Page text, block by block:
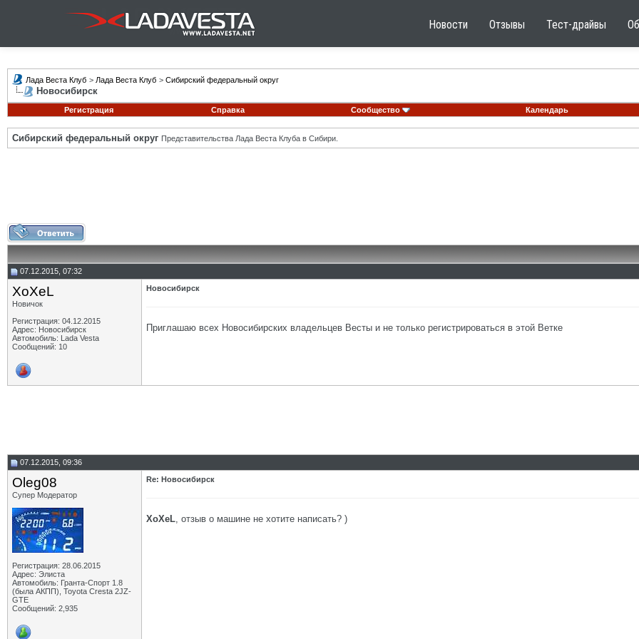
Новости Отзывы Тест-драйвы
Лада Веста Клуб > Лада Веста Клуб > Сибирский федеральный округ
Новосибирск
Регистрация Справка Сообщество Календарь
Сибирский федеральный округ Представительства Лада Веста Клуба в Сибири.
07.12.2015, 07:32
XoXeL
Новичок
Регистрация: 04.12.2015
Адрес: Новосибирск
Автомобиль: Lada Vesta
Сообщений: 10
Новосибирск
Приглашаю всех Новосибирских владельцев Весты и не только регистрироваться в этой Ветке
07.12.2015, 09:36
Oleg08
Супер Модератор
Регистрация: 28.06.2015
Адрес: Элиста
Автомобиль: Гранта-Спорт 1.8
(была АКПП), Toyota Cresta 2JZ-
GTE
Сообщений: 2,935
Re: Новосибирск
XoXeL, отзыв о машине не хотите написать? )